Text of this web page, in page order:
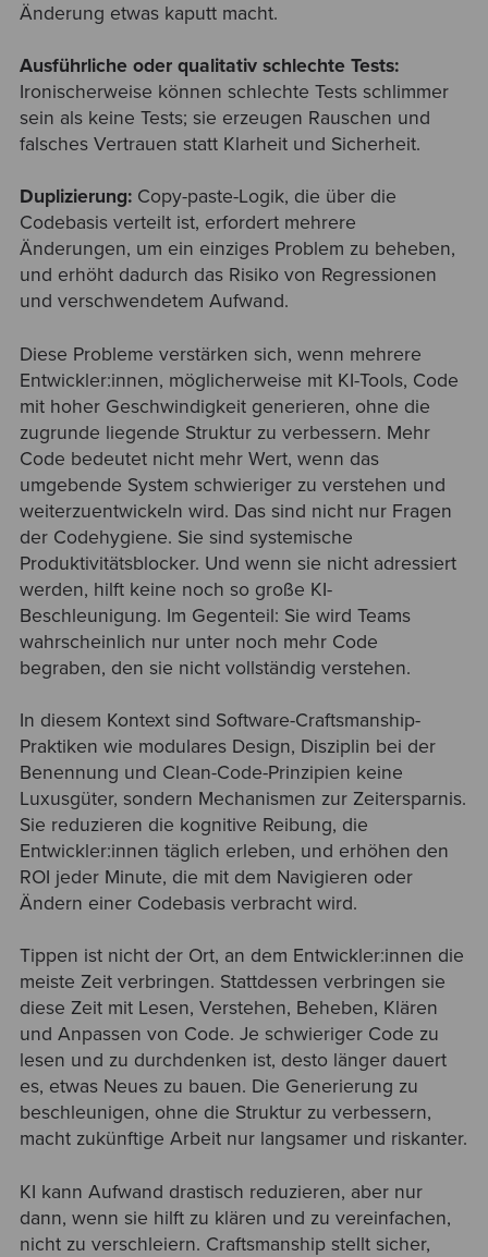
Änderung etwas kaputt macht.
Ausführliche oder qualitativ schlechte Tests:
Ironischerweise können schlechte Tests schlimmer
sein als keine Tests; sie erzeugen Rauschen und
falsches Vertrauen statt Klarheit und Sicherheit.
Duplizierung:Copy-paste-Logik, die über die
Codebasis verteilt ist, erfordert mehrere
Änderungen, um ein einziges Problem zu beheben,
und erhöht dadurch das Risiko von Regressionen
und verschwendetem Aufwand.
Diese Probleme verstärken sich, wenn mehrere
Entwickler:innen, möglicherweise mit KI-Tools, Code
mit hoher Geschwindigkeit generieren, ohne die
zugrunde liegende Struktur zu verbessern. Mehr
Code bedeutet nicht mehr Wert, wenn das
umgebende System schwieriger zu verstehen und
weiterzuentwickeln wird. Das sind nicht nur Fragen
der Codehygiene. Sie sind systemische
Produktivitätsblocker. Und wenn sie nicht adressiert
werden, hilft keine noch so große KI-
Beschleunigung. Im Gegenteil: Sie wird Teams
wahrscheinlich nur unter noch mehr Code
begraben, den sie nicht vollständig verstehen.
In diesem Kontext sind Software-Craftsmanship-
Praktiken wie modulares Design, Disziplin bei der
Benennung und Clean-Code-Prinzipien keine
Luxusgüter, sondern Mechanismen zur Zeitersparnis.
Sie reduzieren die kognitive Reibung, die
Entwickler:innen täglich erleben, und erhöhen den
ROI jeder Minute, die mit dem Navigieren oder
Ändern einer Codebasis verbracht wird.
Tippen ist nicht der Ort, an dem Entwickler:innen die
meiste Zeit verbringen. Stattdessen verbringen sie
diese Zeit mit Lesen, Verstehen, Beheben, Klären
und Anpassen von Code. Je schwieriger Code zu
lesen und zu durchdenken ist, desto länger dauert
es, etwas Neues zu bauen. Die Generierung zu
beschleunigen, ohne die Struktur zu verbessern,
macht zukünftige Arbeit nur langsamer und riskanter.
KI kann Aufwand drastisch reduzieren, aber nur
dann, wenn sie hilft zu klären und zu vereinfachen,
nicht zu verschleiern. Craftsmanship stellt sicher,